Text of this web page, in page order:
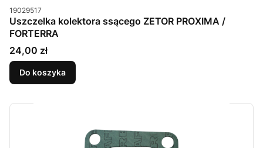
Kod produktu
19029517
Uszczelka kolektora ssącego ZETOR PROXIMA /
FORTERRA
Cena
24,00 zł
Do koszyka